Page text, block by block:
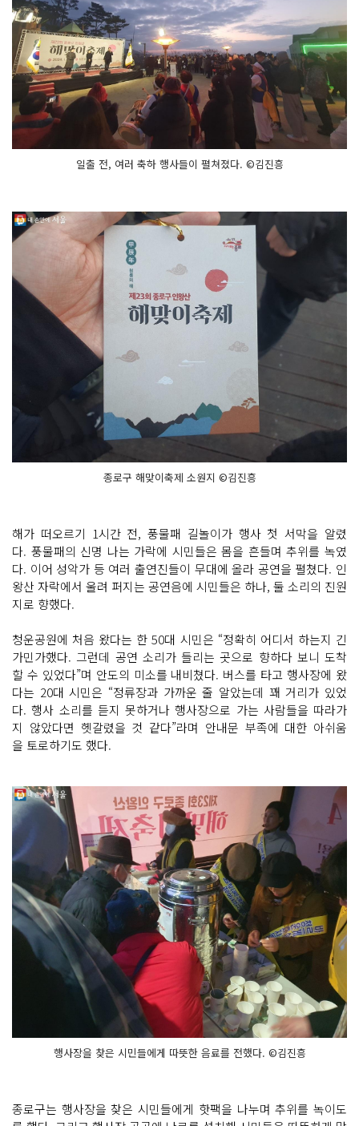
일출 전, 여러 축하 행사들이 펼쳐졌다. ©김진흥
종로구 해맞이축제 소원지 ©김진흥
해가 떠오르기 1시간 전, 풍물패 길놀이가 행사 첫 서막을 알렸
다. 풍물패의 신명 나는 가락에 시민들은 몸을 흔들며 추위를 녹였
다. 이어 성악가 등 여러 출연진들이 무대에 올라 공연을 펼쳤다. 인
왕산 자락에서 울려 퍼지는 공연음에 시민들은 하나, 둘 소리의 진원
지로 향했다.
청운공원에 처음 왔다는 한 50대 시민은 “정확히 어디서 하는지 긴
가민가했다. 그런데 공연 소리가 들리는 곳으로 향하다 보니 도착
할 수 있었다”며 안도의 미소를 내비쳤다. 버스를 타고 행사장에 왔
다는 20대 시민은 “정류장과 가까운 줄 알았는데 꽤 거리가 있었
다. 행사 소리를 듣지 못하거나 행사장으로 가는 사람들을 따라가
지 않았다면 헷갈렸을 것 같다”라며 안내문 부족에 대한 아쉬움
을 토로하기도 했다.
행사장을 찾은 시민들에게 따뜻한 음료를 전했다. ©김진흥
종로구는 행사장을 찾은 시민들에게 핫팩을 나누며 추위를 녹이도